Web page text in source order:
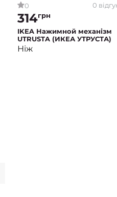
0 0
314грн
IKEA Нажимной механізм
UTRUSTA (ИКЕА УТРУСТА)
Ніж